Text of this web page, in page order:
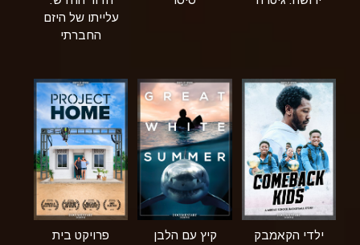
עלייתו של היזם
החברתי
ילדי הקאמבק
קיץ עם הלבן
פרויקט בית